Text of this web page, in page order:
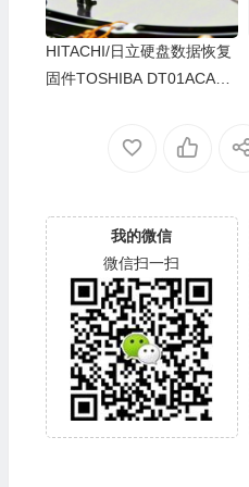
HITACHI/日立硬盘数据恢复
固件TOSHIBA DT01ACA10
我的微信
微信扫一扫